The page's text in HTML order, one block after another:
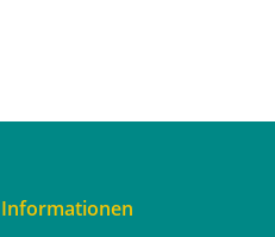
Informationen